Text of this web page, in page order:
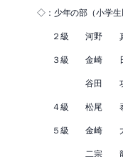
◇：少年の部（小学
２級 河野 真輝
３級 金崎 日那
谷田 功
４級 松尾 泰雅
５級 金崎 大和
二宗 龍